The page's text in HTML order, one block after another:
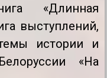
«Длинная
выступлений,
истории и
«На